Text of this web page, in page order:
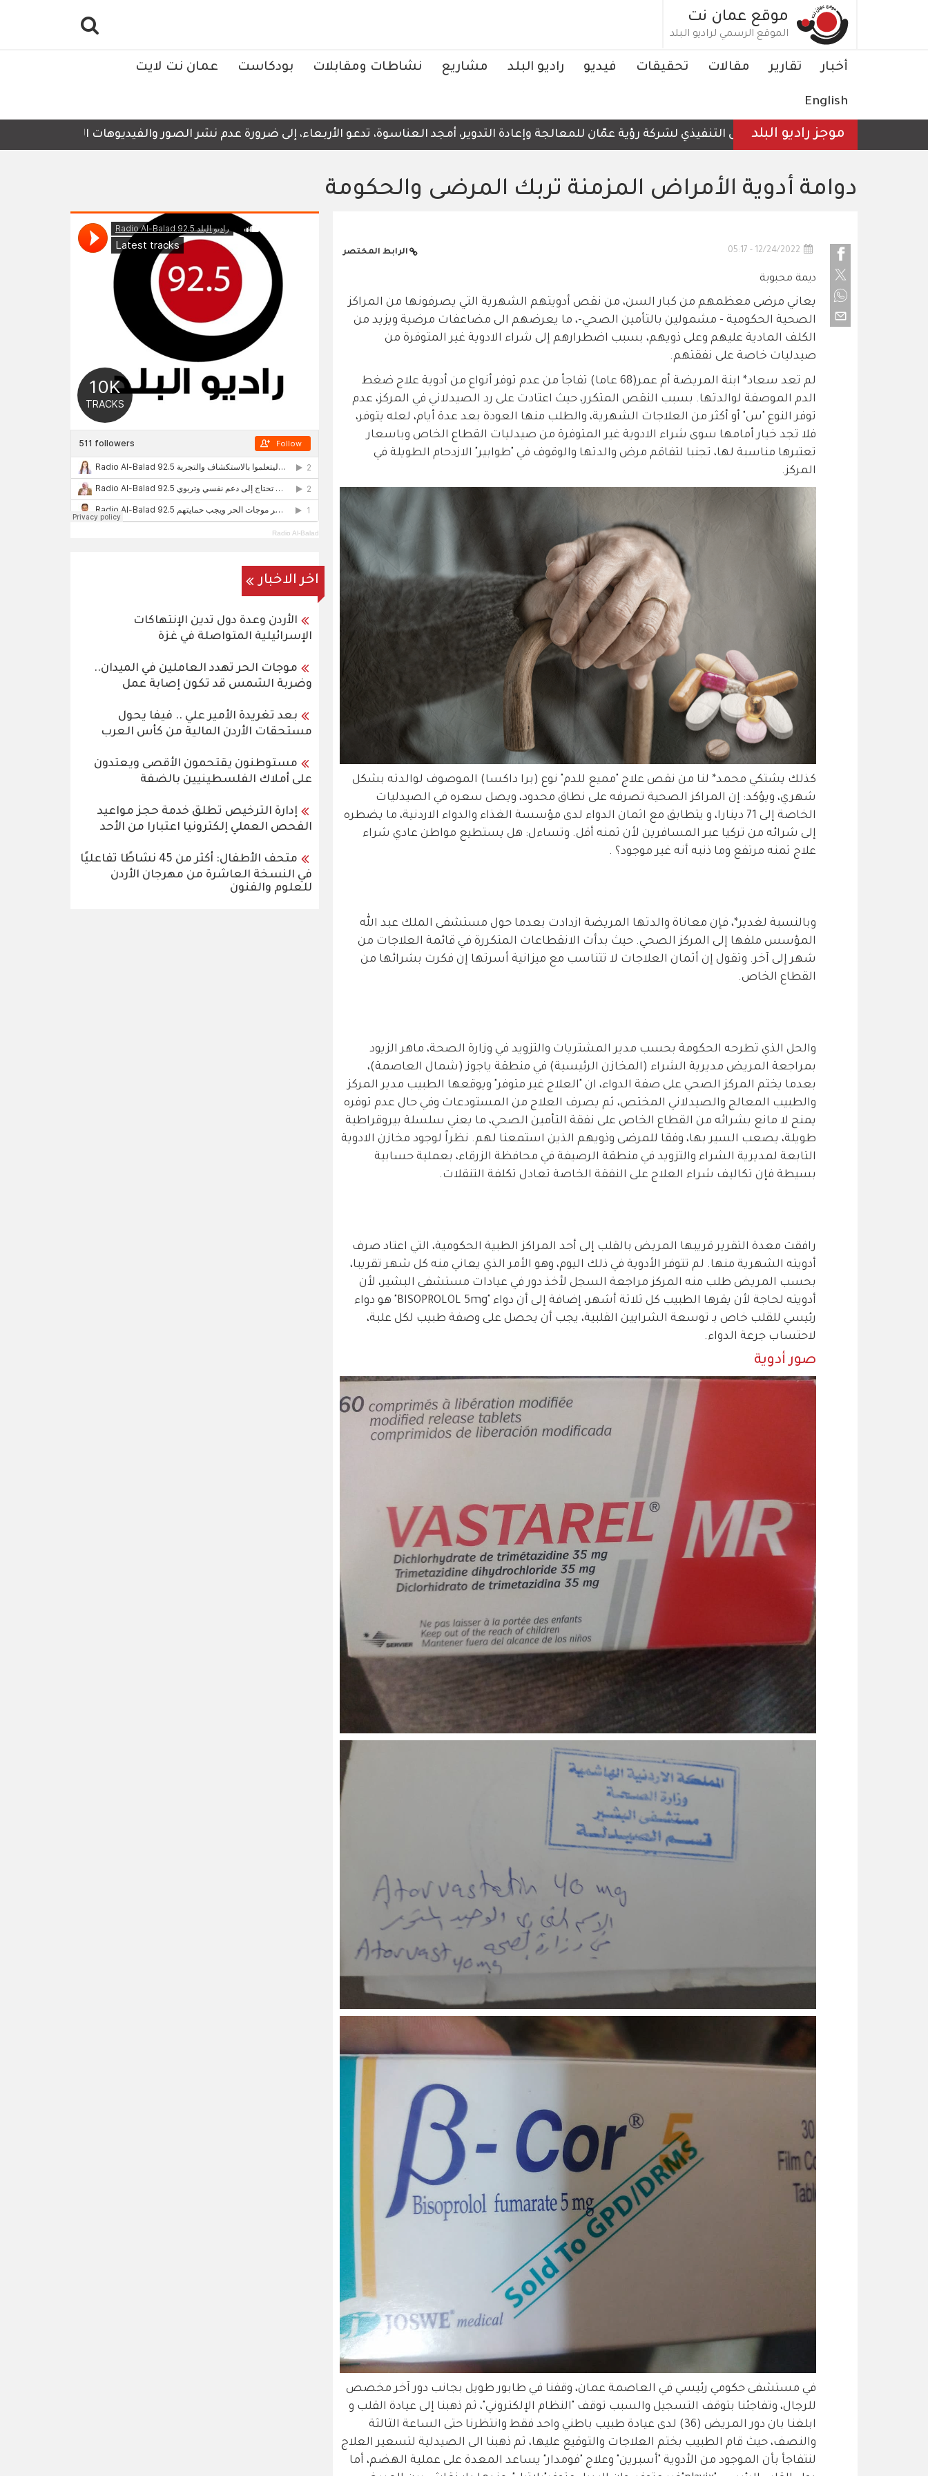
موقع عمان نت
الموقع الرسمي لراديو البلد
Main
أخبار تقارير مقالات تحقيقات فيديو راديو البلد مشاريع نشاطات ومقابلات بودكاست عمان نت لايت
English
موجز راديو البلد
الرئيس التنفيذي لشركة رؤية عمّان للمعالجة وإعادة التدوير، أمجد العناسوة، تدعو الأربعاء، إلى ضرورة عدم نشر الصور والفيديوهات التي لا تحتوي على أي
دوامة أدوية الأمراض المزمنة تربك المرضى والحكومة
12/24/2022 - 05:17 الرابط المختصر
ديمة محبوبة
يعاني مرضى معظمهم من كبار السن، من نقص أدويتهم الشهرية التي يصرفونها من المراكز
الصحية الحكومية - مشمولين بالتأمين الصحي-، ما يعرضهم الى مضاعفات مرضية ويزيد من
الكلف المادية عليهم وعلى ذويهم، بسبب اضطرارهم إلى شراء الادوية غير المتوفرة من
صيدليات خاصة على نفقتهم.
لم تعد سعاد* ابنة المريضة أم عمر(68 عاما) تفاجأ من عدم توفر أنواع من أدوية علاج ضغط
الدم الموصفة لوالدتها. بسبب النقص المتكرر، حيث اعتادت على رد الصيدلاني في المركز، عدم
توفر النوع "س" أو أكثر من العلاجات الشهرية، والطلب منها العودة بعد عدة أيام، لعله يتوفر،
فلا تجد خيار أمامها سوى شراء الادوية غير المتوفرة من صيدليات القطاع الخاص وباسعار
تعتبرها مناسبة لها، تجنبا لتفاقم مرض والدتها والوقوف في "طوابير" الازدحام الطويلة في
المركز.
كذلك يشتكي محمد* لنا من نقص علاج "مميع للدم" نوع (برا داكسا) الموصوف لوالدته بشكل
شهري، ويؤكد: إن المراكز الصحية تصرفه على نطاق محدود، ويصل سعره في الصيدليات
الخاصة إلى 71 دينارا، و يتطابق مع اثمان الدواء لدى مؤسسة الغذاء والدواء الاردنية، ما يضطره
إلى شرائه من تركيا عبر المسافرين لأن ثمنه أقل. وتساءل: هل يستطيع مواطن عادي شراء
علاج ثمنه مرتفع وما ذنبه أنه غير موجود؟ .
وبالنسبة لغدير*، فإن معاناة والدتها المريضة ازدادت بعدما حول مستشفى الملك عبد الله
المؤسس ملفها إلى المركز الصحي. حيث بدأت الانقطاعات المتكررة في قائمة العلاجات من
شهر إلى آخر. وتقول إن أثمان العلاجات لا تتناسب مع ميزانية أسرتها إن فكرت بشرائها من
القطاع الخاص.
والحل الذي تطرحه الحكومة بحسب مدير المشتريات والتزويد في وزارة الصحة، ماهر الزيود
بمراجعة المريض مديرية الشراء (المخازن الرئيسية) في منطقة ياجوز (شمال العاصمة)،
بعدما يختم المركز الصحي على صفة الدواء، ان "العلاج غير متوفر" ويوقعها الطبيب مدير المركز
والطبيب المعالج والصيدلاني المختص، ثم يصرف العلاج من المستودعات وفي حال عدم توفره
يمنح لا مانع بشرائه من القطاع الخاص على نفقة التأمين الصحي، ما يعني سلسلة بيروقراطية
طويلة، يصعب السير بها، وفقا للمرضى وذويهم الذين استمعنا لهم. نظراً لوجود مخازن الادوية
التابعة لمديرية الشراء والتزويد في منطقة الرصيفة في محافظة الزرقاء، بعملية حسابية
بسيطة فإن تكاليف شراء العلاج على النفقة الخاصة تعادل تكلفة التنقلات.
رافقت معدة التقرير قريبها المريض بالقلب إلى أحد المراكز الطبية الحكومية، التي اعتاد صرف
أدويته الشهرية منها. لم تتوفر الأدوية في ذلك اليوم، وهو الأمر الذي يعاني منه كل شهر تقريبا،
بحسب المريض طلب منه المركز مراجعة السجل لأخذ دور في عيادات مستشفى البشير، لأن
أدويته لحاجة لأن يقرها الطبيب كل ثلاثة أشهر، إضافة إلى أن دواء "BISOPROLOL 5mg" هو دواء
رئيسي للقلب خاص بـ توسعة الشرايين القلبية، يجب أن يحصل على وصفة طبيب لكل علبة،
لاحتساب جرعة الدواء.
صور أدوية
في مستشفى حكومي رئيسي في العاصمة عمان، وقفنا في طابور طويل بجانب دور آخر مخصص
للرجال، وتفاجئنا بتوقف التسجيل والسبب توقف "النظام الإلكتروني"، ثم ذهبنا إلى عيادة القلب و
ابلغنا بان دور المريض (36) لدى عيادة طبيب باطني واحد فقط وانتظرنا حتى الساعة الثالثة
والنصف، حيث قام الطبيب بختم العلاجات والتوقيع عليها، ثم ذهبنا الى الصيدلية لتسعير العلاج
لنتفاجأ بأن الموجود من الأدوية "أسبرين" وعلاج "فومدار" يساعد المعدة على عملية الهضم، أما
Radio Al-Balad
اخر الاخبار
الأردن وعدة دول تدين الإنتهاكات
الإسرائيلية المتواصلة في غزة
موجات الحر تهدد العاملين في الميدان..
وضربة الشمس قد تكون إصابة عمل
بعد تغريدة الأمير علي .. فيفا يحول
مستحقات الأردن المالية من كأس العرب
مستوطنون يقتحمون الأقصى ويعتدون
على أملاك الفلسطينيين بالضفة
إدارة الترخيص تطلق خدمة حجز مواعيد
الفحص العملي إلكترونيا اعتبارا من الأحد
متحف الأطفال: أكثر من 45 نشاطًا تفاعليًا
في النسخة العاشرة من مهرجان الأردن
للعلوم والفنون